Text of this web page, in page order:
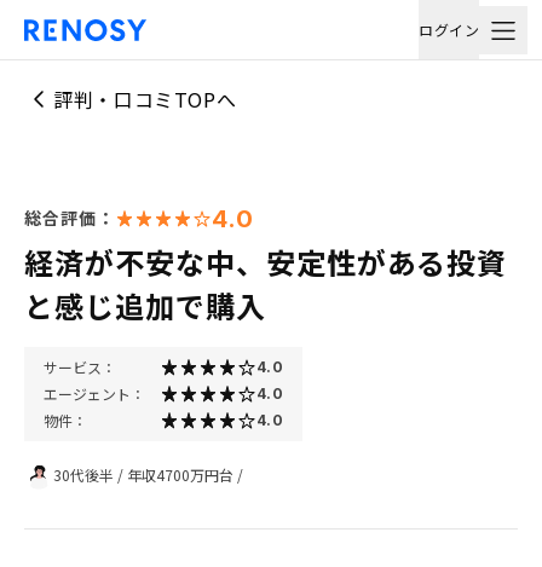
ログイン
評判・口コミTOPへ
総合評価： 4.0
経済が不安な中、安定性がある投資
と感じ追加で購入
サービス： 4.0
エージェント： 4.0
物件： 4.0
30代後半 / 年収4700万円台 /